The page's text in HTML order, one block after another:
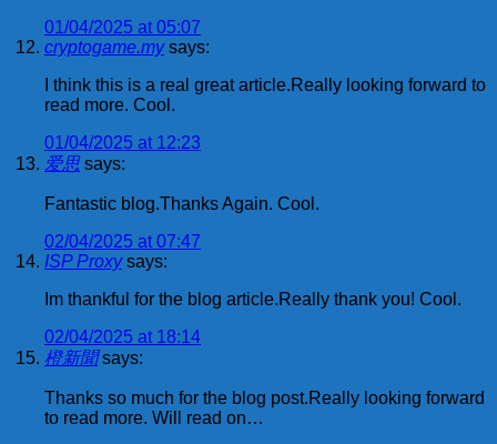
01/04/2025 at 05:07
cryptogame.my says:
I think this is a real great article.Really looking forward to
read more. Cool.
01/04/2025 at 12:23
爱思 says:
Fantastic blog.Thanks Again. Cool.
02/04/2025 at 07:47
ISP Proxy says:
Im thankful for the blog article.Really thank you! Cool.
02/04/2025 at 18:14
橙新聞 says:
Thanks so much for the blog post.Really looking forward
to read more. Will read on…